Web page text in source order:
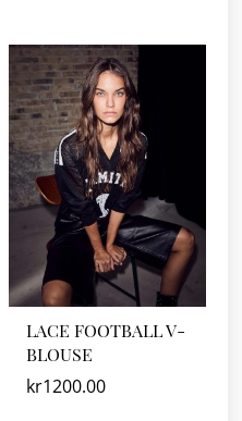
LACE FOOTBALL V-
BLOUSE
kr1200.00